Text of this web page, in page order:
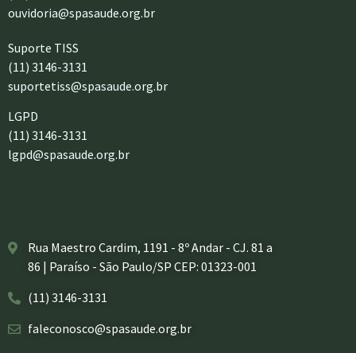
ouvidoria@spasaude.org.br
Suporte TISS
(11) 3146-3131
suportetiss@spasaude.org.br
LGPD
(11) 3146-3131
lgpd@spasaude.org.br
Rua Maestro Cardim, 1191 - 8º Andar - CJ. 81 a
86 | Paraíso - São Paulo/SP CEP: 01323-001
(11) 3146-3131
faleconosco@spasaude.org.br